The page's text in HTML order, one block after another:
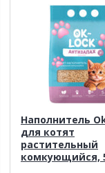
Наполнитель
для котят
растительный
комкующийся,